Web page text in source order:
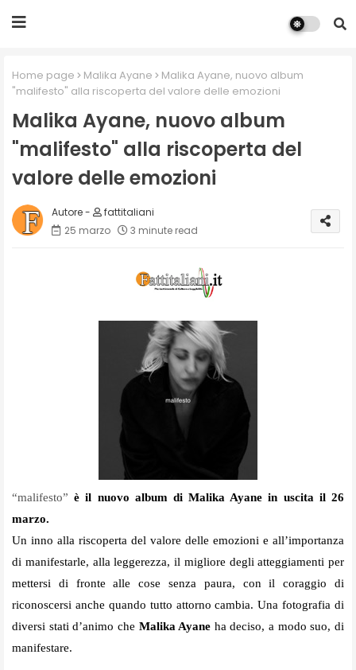
Home page Malika Ayane
Malika Ayane, nuovo album
"malifesto" alla riscoperta del valore delle emozioni
Malika Ayane, nuovo album
"malifesto" alla riscoperta del
valore delle emozioni
fattitaliani
25 marzo
3 minute read
“malifesto” è il nuovo album di Malika Ayane in uscita il 26
marzo.
Un inno alla riscoperta del valore delle emozioni e all’importanza
di manifestarle, alla leggerezza, il migliore degli atteggiamenti per
mettersi di fronte alle cose senza paura, con il coraggio di
riconoscersi anche quando tutto attorno cambia. Una fotografia di
diversi stati d’animo che Malika Ayane ha deciso, a modo suo, di
manifestare.